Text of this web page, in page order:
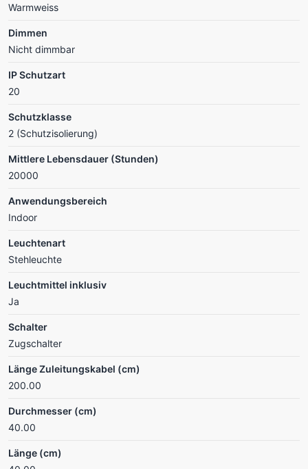
Warmweiss
Dimmen
Nicht dimmbar
IP Schutzart
20
Schutzklasse
2 (Schutzisolierung)
Mittlere Lebensdauer (Stunden)
20000
Anwendungsbereich
Indoor
Leuchtenart
Stehleuchte
Leuchtmittel inklusiv
Ja
Schalter
Zugschalter
Länge Zuleitungskabel (cm)
200.00
Durchmesser (cm)
40.00
Länge (cm)